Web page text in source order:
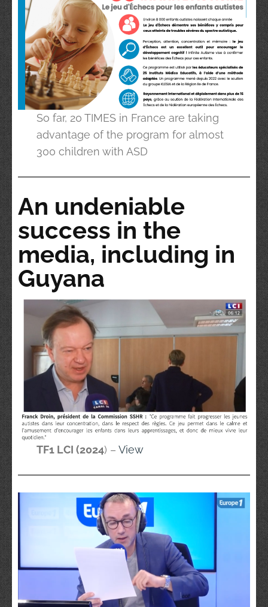
So far, 20 TIMES in France are taking
advantage of the program for almost
300 children with ASD
An undeniable
success in the
media, including in
Guyana
TF1 LCI (2024) –View